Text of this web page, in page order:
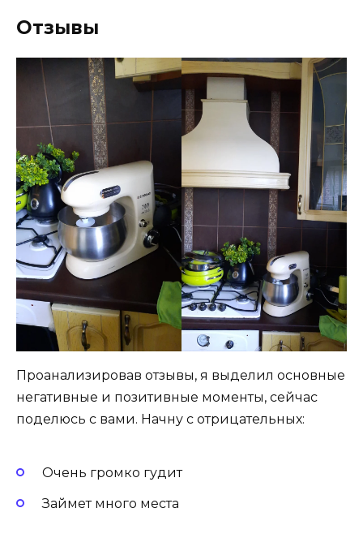
Отзывы
Проанализировав отзывы, я выделил основные
негативные и позитивные моменты, сейчас
поделюсь с вами. Начну с отрицательных:
Очень громко гудит
Займет много места